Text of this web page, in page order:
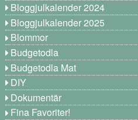
Bloggjulkalender 2024
Bloggjulkalender 2025
Blommor
Budgetodla
Budgetodla Mat
DIY
Dokumentär
Fina Favoriter!